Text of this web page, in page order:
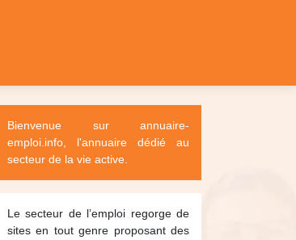
Bienvenue sur annuaire-
emploi.info, l'annuaire dédié au
secteur de la vie active.
Le secteur de l’emploi regorge de
sites en tout genre proposant des